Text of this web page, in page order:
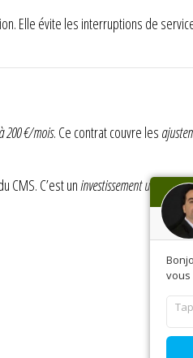
Elle évite les interruptions de
200 €/mois. Ce contrat couvre les
CMS. C’est uninvestissement utile
vous